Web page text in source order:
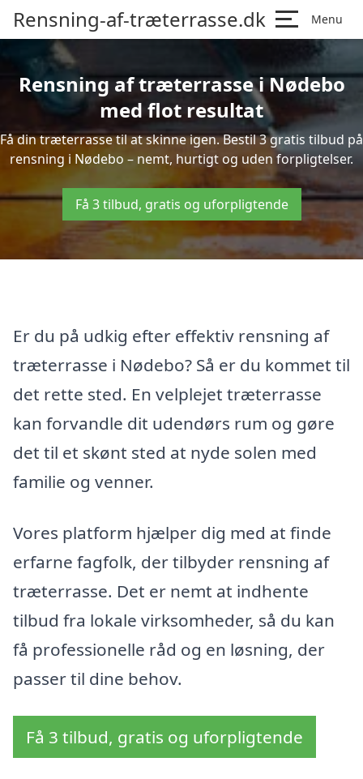
Rensning-af-træterrasse.dk Menu
Rensning af træterrasse i Nødebo
med flot resultat
Få din træterrasse til at skinne igen. Bestil 3 gratis tilbud på
rensning i Nødebo – nemt, hurtigt og uden forpligtelser.
Få 3 tilbud, gratis og uforpligtende
Er du på udkig efter effektiv rensning af
træterrasse i Nødebo? Så er du kommet til
det rette sted. En velplejet træterrasse
kan forvandle dit udendørs rum og gøre
det til et skønt sted at nyde solen med
familie og venner.
Vores platform hjælper dig med at finde
erfarne fagfolk, der tilbyder rensning af
træterrasse. Det er nemt at indhente
tilbud fra lokale virksomheder, så du kan
få professionelle råd og en løsning, der
passer til dine behov.
Få 3 tilbud, gratis og uforpligtende